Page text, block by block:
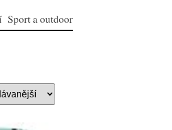
Sport a outdoor